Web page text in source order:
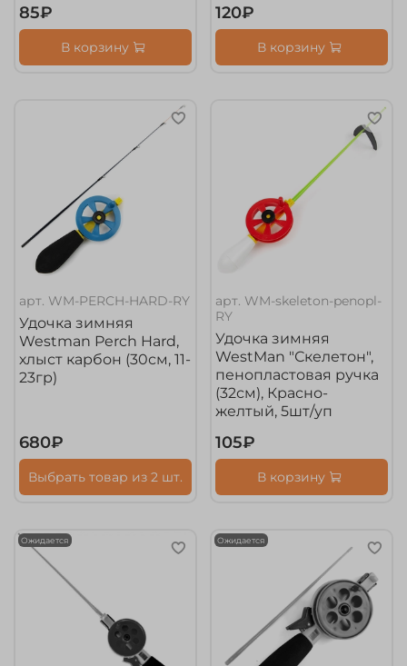
85₽
В корзину
120₽
В корзину
арт. WM-PERCH-HARD-RY
Удочка зимняя
Westman Perch Hard,
хлыст карбон (30см, 11-
23гр)
680₽
Выбрать товар из 2 шт.
арт. WM-skeleton-penopl-
RY
Удочка зимняя
WestMan "Скелетон",
пенопластовая ручка
(32см), Красно-
желтый, 5шт/уп
105₽
В корзину
Ожидается Ожидается